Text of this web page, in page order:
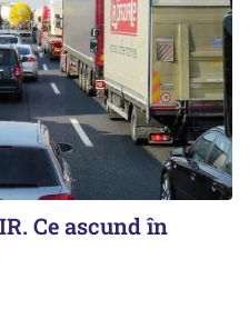
Ce ascund în